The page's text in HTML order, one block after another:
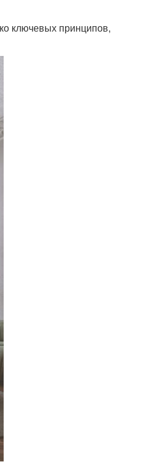
ключевых принципов,